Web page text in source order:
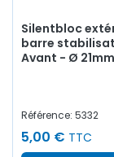
Silentbloc
barre
Avant - Ø 21mm
Référence: 5332
5,00 € TTC